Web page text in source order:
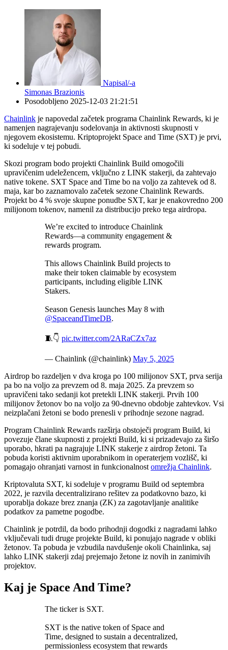
Napisal/-a
Simonas Brazionis
Posodobljeno 2025-12-03 21:21:51
Chainlink je napovedal začetek programa Chainlink Rewards, ki je
namenjen nagrajevanju sodelovanja in aktivnosti skupnosti v
njegovem ekosistemu. Kriptoprojekt Space and Time (SXT) je prvi,
ki sodeluje v tej pobudi.
Skozi program bodo projekti Chainlink Build omogočili
upravičenim udeležencem, vključno z LINK stakerji, da zahtevajo
native tokene. SXT Space and Time bo na voljo za zahtevek od 8.
maja, kar bo zaznamovalo začetek sezone Chainlink Rewards.
Projekt bo 4 % svoje skupne ponudbe SXT, kar je enakovredno 200
milijonom tokenov, namenil za distribucijo preko tega airdropa.
We’re excited to introduce Chainlink
Rewards—a community engagement &
rewards program.
This allows Chainlink Build projects to
make their token claimable by ecosystem
participants, including eligible LINK
Stakers.
Season Genesis launches May 8 with
@SpaceandTimeDB.
🧵👇 pic.twitter.com/2ARaCZx7az
— Chainlink (@chainlink) May 5, 2025
Airdrop bo razdeljen v dva kroga po 100 milijonov SXT, prva serija
pa bo na voljo za prevzem od 8. maja 2025. Za prevzem so
upravičeni tako sedanji kot pretekli LINK stakerji. Prvih 100
milijonov žetonov bo na voljo za 90-dnevno obdobje zahtevkov. Vsi
neizplačani žetoni se bodo prenesli v prihodnje sezone nagrad.
Program Chainlink Rewards razširja obstoječi program Build, ki
povezuje člane skupnosti z projekti Build, ki si prizadevajo za širšo
uporabo, hkrati pa nagrajuje LINK stakerje z airdrop žetoni. Ta
pobuda koristi aktivnim uporabnikom in operaterjem vozlišč, ki
pomagajo ohranjati varnost in funkcionalnost omrežja Chainlink.
Kriptovaluta SXT, ki sodeluje v programu Build od septembra
2022, je razvila decentralizirano rešitev za podatkovno bazo, ki
uporablja dokaze brez znanja (ZK) za zagotavljanje analitike
podatkov za pametne pogodbe.
Chainlink je potrdil, da bodo prihodnji dogodki z nagradami lahko
vključevali tudi druge projekte Build, ki ponujajo nagrade v obliki
žetonov. Ta pobuda je vzbudila navdušenje okoli Chainlinka, saj
lahko LINK stakerji zdaj prejemajo žetone iz novih in zanimivih
projektov.
Kaj je Space And Time?
The ticker is SXT.
SXT is the native token of Space and
Time, designed to sustain a decentralized,
permissionless ecosystem that rewards